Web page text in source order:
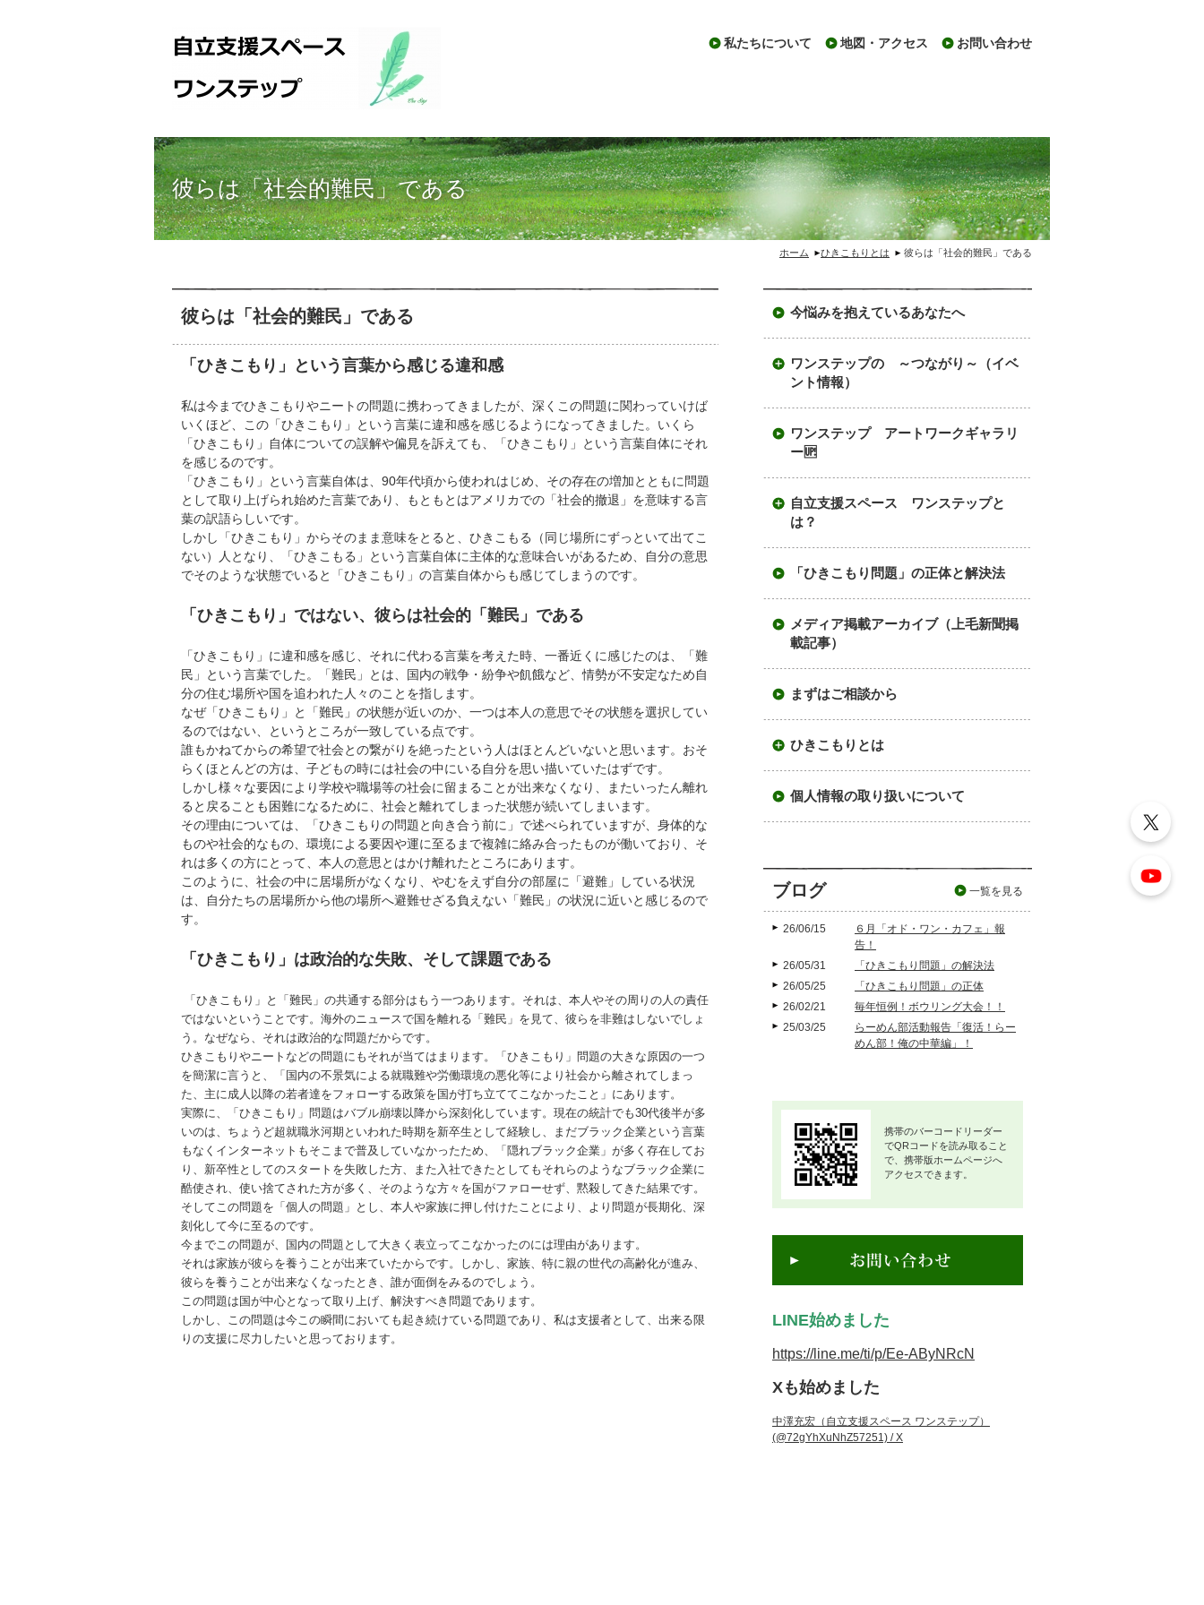
お問い合わせ
地図・アクセス
私たちについて
彼らは「社会的難民」である
ホーム ひきこもりとは 彼らは「社会的難民」である
彼らは「社会的難民」である
「ひきこもり」という言葉から感じる違和感
私は今までひきこもりやニートの問題に携わってきましたが、深くこの問題に関わっていけば
いくほど、この「ひきこもり」という言葉に違和感を感じるようになってきました。いくら
「ひきこもり」自体についての誤解や偏見を訴えても、「ひきこもり」という言葉自体にそれ
を感じるのです。
「ひきこもり」という言葉自体は、90年代頃から使われはじめ、その存在の増加とともに問題
として取り上げられ始めた言葉であり、もともとはアメリカでの「社会的撤退」を意味する言
葉の訳語らしいです。
しかし「ひきこもり」からそのまま意味をとると、ひきこもる（同じ場所にずっといて出てこ
ない）人となり、「ひきこもる」という言葉自体に主体的な意味合いがあるため、自分の意思
でそのような状態でいると「ひきこもり」の言葉自体からも感じてしまうのです。
「ひきこもり」ではない、彼らは社会的「難民」である
「ひきこもり」に違和感を感じ、それに代わる言葉を考えた時、一番近くに感じたのは、「難
民」という言葉でした。「難民」とは、国内の戦争・紛争や飢餓など、情勢が不安定なため自
分の住む場所や国を追われた人々のことを指します。
なぜ「ひきこもり」と「難民」の状態が近いのか、一つは本人の意思でその状態を選択してい
るのではない、というところが一致している点です。
誰もかねてからの希望で社会との繋がりを絶ったという人はほとんどいないと思います。おそ
らくほとんどの方は、子どもの時には社会の中にいる自分を思い描いていたはずです。
しかし様々な要因により学校や職場等の社会に留まることが出来なくなり、またいったん離れ
ると戻ることも困難になるために、社会と離れてしまった状態が続いてしまいます。
その理由については、「ひきこもりの問題と向き合う前に」で述べられていますが、身体的な
ものや社会的なもの、環境による要因や運に至るまで複雑に絡み合ったものが働いており、そ
れは多くの方にとって、本人の意思とはかけ離れたところにあります。
このように、社会の中に居場所がなくなり、やむをえず自分の部屋に「避難」している状況
は、自分たちの居場所から他の場所へ避難せざる負えない「難民」の状況に近いと感じるので
す。
「ひきこもり」は政治的な失敗、そして課題である
「ひきこもり」と「難民」の共通する部分はもう一つあります。それは、本人やその周りの人の責任
ではないということです。海外のニュースで国を離れる「難民」を見て、彼らを非難はしないでしょ
う。なぜなら、それは政治的な問題だからです。
ひきこもりやニートなどの問題にもそれが当てはまります。「ひきこもり」問題の大きな原因の一つ
を簡潔に言うと、「国内の不景気による就職難や労働環境の悪化等により社会から離されてしまっ
た、主に成人以降の若者達をフォローする政策を国が打ち立ててこなかったこと」にあります。
実際に、「ひきこもり」問題はバブル崩壊以降から深刻化しています。現在の統計でも30代後半が多
いのは、ちょうど超就職氷河期といわれた時期を新卒生として経験し、まだブラック企業という言葉
もなくインターネットもそこまで普及していなかったため、「隠れブラック企業」が多く存在してお
り、新卒性としてのスタートを失敗した方、また入社できたとしてもそれらのようなブラック企業に
酷使され、使い捨てされた方が多く、そのような方々を国がファローせず、黙殺してきた結果です。
そしてこの問題を「個人の問題」とし、本人や家族に押し付けたことにより、より問題が長期化、深
刻化して今に至るのです。
今までこの問題が、国内の問題として大きく表立ってこなかったのには理由があります。
それは家族が彼らを養うことが出来ていたからです。しかし、家族、特に親の世代の高齢化が進み、
彼らを養うことが出来なくなったとき、誰が面倒をみるのでしょう。
この問題は国が中心となって取り上げ、解決すべき問題であります。
しかし、この問題は今この瞬間においても起き続けている問題であり、私は支援者として、出来る限
りの支援に尽力したいと思っております。
今悩みを抱えているあなたへ
ワンステップの ～つながり～（イベ
ント情報）
ワンステップ アートワークギャラリ
ー🆙
自立支援スペース ワンステップと
は？
「ひきこもり問題」の正体と解決法
メディア掲載アーカイブ（上毛新聞掲
載記事）
まずはご相談から
ひきこもりとは
個人情報の取り扱いについて
ブログ
26/06/15
６月「オド・ワン・カフェ」報
告！
26/05/31
「ひきこもり問題」の解決法
26/05/25
「ひきこもり問題」の正体
26/02/21
毎年恒例！ボウリング大会！！
25/03/25
らーめん部活動報告「復活！らー
めん部！俺の中華編」！
一覧を見る
携帯のバーコードリーダー
でQRコードを読み取ること
で、携帯版ホームページへ
アクセスできます。
LINE始めました
https://line.me/ti/p/Ee-AByNRcN
Xも始めました
中澤充宏（自立支援スペース ワンステップ）
(@72gYhXuNhZ57251) / X